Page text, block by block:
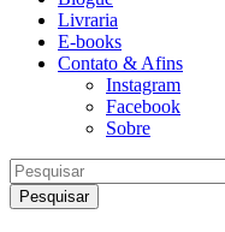
Livraria
E-books
Contato & Afins
Instagram
Facebook
Sobre